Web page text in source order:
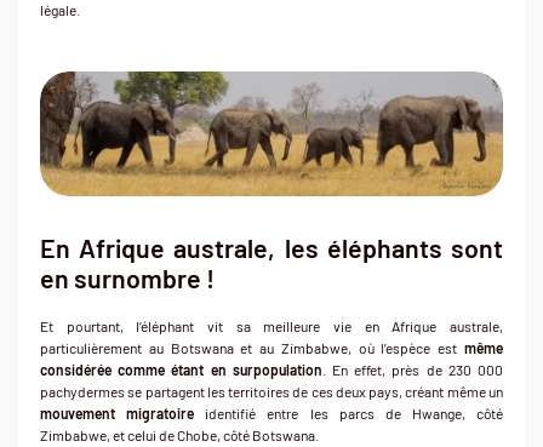
légale.
En Afrique australe, les éléphants sont
en surnombre !
Et pourtant, l’éléphant vit sa meilleure vie en Afrique australe,
particulièrement au Botswana et au Zimbabwe, où l’espèce est même
considérée comme étant en surpopulation . En effet, près de 230 000
pachydermes se partagent les territoires de ces deux pays, créant même un
mouvement migratoire identifié entre les parcs de Hwange, côté
Zimbabwe, et celui de Chobe, côté Botswana.